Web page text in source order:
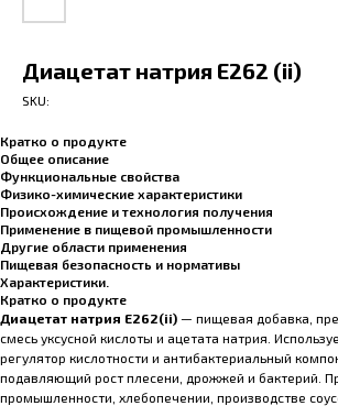
Диацетат натрия E262 (ii)
SKU:
Кратко о продукте
Общее описание
Функциональные свойства
Физико-химические характеристики
Происхождение и технология получения
Применение в пищевой промышленности
Другие области применения
Пищевая безопасность и нормативы
Характеристики.
Кратко о продукте
Диацетат натрия E262(ii) — пищевая добавка,
смесь уксусной кислоты и ацетата натрия.
регулятор кислотности и антибактериальный
подавляющий рост плесени, дрожжей и бактерий.
промышленности, хлебопечении, производстве